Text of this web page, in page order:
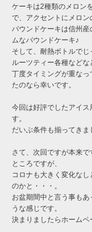
ケーキは2種類のメロン
で、アクセントにメロン
パウンドケーキは信州
ムなパウンドケーキ♪
そして、耐熱ボトルで
ルーツティー各種などな
丁度タイミングが重な
たのなら幸いです。
今回は好評でしたアイ
す。
だいぶ条件も揃ってきま
さて、次回ですが本来
ところですが、
コロナも大きく変化な
のかと・・・。
お盆期間中と言う事も
うな感じです。
決まりましたらホームペ